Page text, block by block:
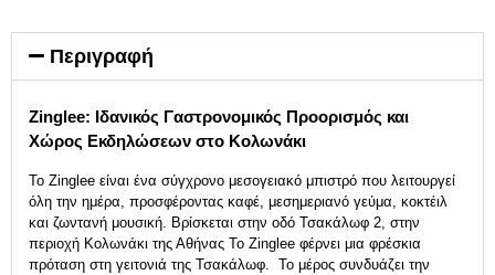
Περιγραφή
Zinglee: Ιδανικός Γαστρονομικός Προορισμός και
Χώρος Εκδηλώσεων στο Κολωνάκι
Το Zinglee είναι ένα σύγχρονο μεσογειακό μπιστρό που λειτουργεί
όλη την ημέρα, προσφέροντας καφέ, μεσημεριανό γεύμα, κοκτέιλ
και ζωντανή μουσική. Βρίσκεται στην οδό Τσακάλωφ 2, στην
περιοχή Κολωνάκι της Αθήνας Το Zinglee φέρνει μια φρέσκια
πρόταση στη γειτονιά της Τσακάλωφ. Το μέρος συνδυάζει την